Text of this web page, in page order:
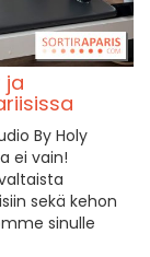
ja
By Holy
ei vain!
sekä kehon
sinulle